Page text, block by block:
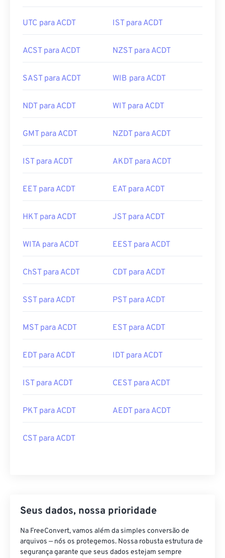
UTC para ACDT IST para ACDT
ACST para ACDT NZST para ACDT
SAST para ACDT WIB para ACDT
NDT para ACDT WIT para ACDT
GMT para ACDT NZDT para ACDT
IST para ACDT AKDT para ACDT
EET para ACDT EAT para ACDT
HKT para ACDT JST para ACDT
WITA para ACDT EEST para ACDT
ChST para ACDT CDT para ACDT
SST para ACDT PST para ACDT
MST para ACDT EST para ACDT
EDT para ACDT IDT para ACDT
IST para ACDT CEST para ACDT
PKT para ACDT AEDT para ACDT
CST para ACDT
Seus dados, nossa prioridade
Na FreeConvert, vamos além da simples conversão de
arquivos — nós os protegemos. Nossa robusta estrutura de
segurança garante que seus dados estejam sempre